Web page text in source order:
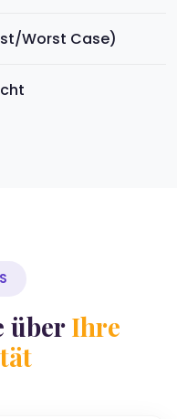
Worst Case)
überIhre